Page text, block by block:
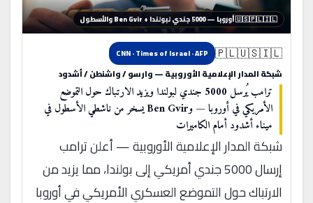
🇺🇸🇵🇱🇮🇱 أوروبا — 5000 جندي لبولندا + Ben Gvir والأسطول
🇵🇱🇺🇸🇮🇱
CNN · Times of Israel · AFP
شبكة المدار الإعلامية الأوروبية — وارسو / واشنطن / أشدود
ترامب يُرسل 5000 جندي لبولندا ويزيد الارتباك حول التموضع
الأمريكي في أوروبا — وBen Gvir يسخر من ناشطي الأسطول في
ميناء أشدود أمام الكاميرات
شبكة المدار الإعلامية الأوروبية — أعلن ترامب
إرسال 5000 جندي أمريكي إلى بولندا، مما يزيد من
الارتباك حول التموضع العسكري الأمريكي في أوروبا